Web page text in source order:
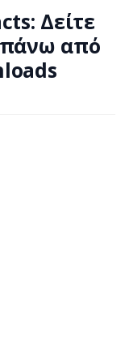
Δείτε
πάνω από